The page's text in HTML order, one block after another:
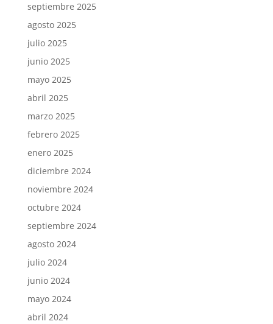
septiembre 2025
agosto 2025
julio 2025
junio 2025
mayo 2025
abril 2025
marzo 2025
febrero 2025
enero 2025
diciembre 2024
noviembre 2024
octubre 2024
septiembre 2024
agosto 2024
julio 2024
junio 2024
mayo 2024
abril 2024